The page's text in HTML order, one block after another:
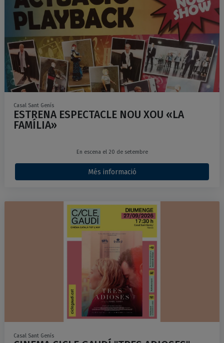
Casal Sant Genís
ESTRENA ESPECTACLE NOU XOU «LA
FAMÍLIA»
En escena el 20 de setembre
Més informació
Casal Sant Genís